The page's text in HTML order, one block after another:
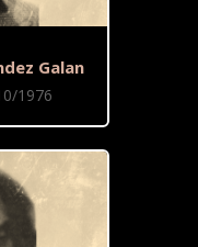
Galan
1976